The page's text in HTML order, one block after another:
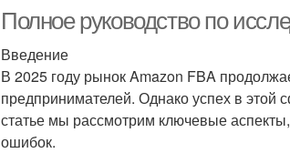
Полное руководство по
Введение
В 2025 году рынок Amazon FBA
предпринимателей. Однако успех в этой
статье мы рассмотрим ключевые
ошибок.